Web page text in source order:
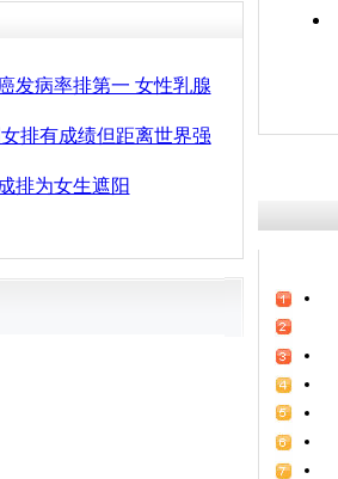
发病率排第一 女性乳腺
排有成绩但距离世界强
排为女生遮阳